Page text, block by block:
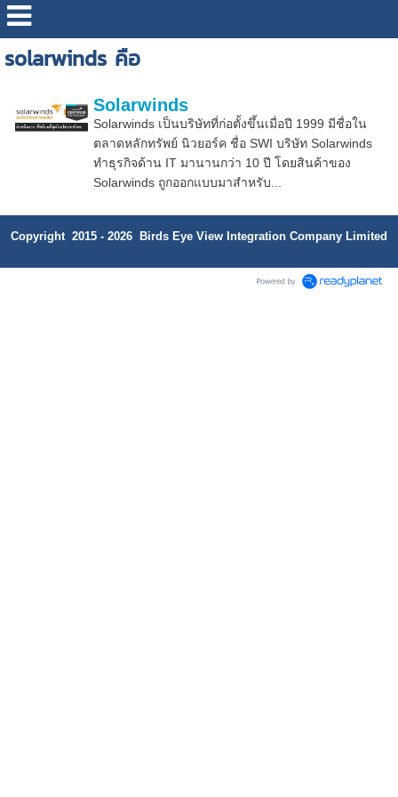
solarwinds คือ
Solarwinds
Solarwinds เป็นบริษัทที่ก่อตั้งขึ้นเมื่อปี 1999 มีชื่อใน
ตลาดหลักทรัพย์ นิวยอร์ค ชื่อ SWI บริษัท Solarwinds
ทำธุรกิจด้าน IT มานานกว่า 10 ปี โดยสินค้าของ
Solarwinds ถูกออกแบบมาสำหรับ...
Copyright 2015 - 2026 Birds Eye View Integration Company Limited